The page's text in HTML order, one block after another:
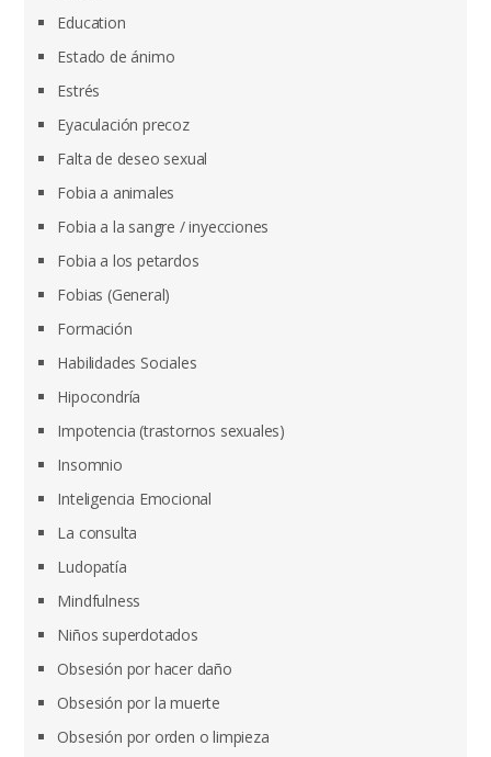
Education
Estado de ánimo
Estrés
Eyaculación precoz
Falta de deseo sexual
Fobia a animales
Fobia a la sangre / inyecciones
Fobia a los petardos
Fobias (General)
Formación
Habilidades Sociales
Hipocondría
Impotencia (trastornos sexuales)
Insomnio
Inteligencia Emocional
La consulta
Ludopatía
Mindfulness
Niños superdotados
Obsesión por hacer daño
Obsesión por la muerte
Obsesión por orden o limpieza